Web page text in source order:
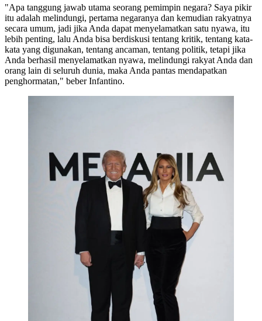
"Apa tanggung jawab utama seorang pemimpin negara? Saya pikir
itu adalah melindungi, pertama negaranya dan kemudian rakyatnya
secara umum, jadi jika Anda dapat menyelamatkan satu nyawa, itu
lebih penting, lalu Anda bisa berdiskusi tentang kritik, tentang kata-
kata yang digunakan, tentang ancaman, tentang politik, tetapi jika
Anda berhasil menyelamatkan nyawa, melindungi rakyat Anda dan
orang lain di seluruh dunia, maka Anda pantas mendapatkan
penghormatan," beber Infantino.